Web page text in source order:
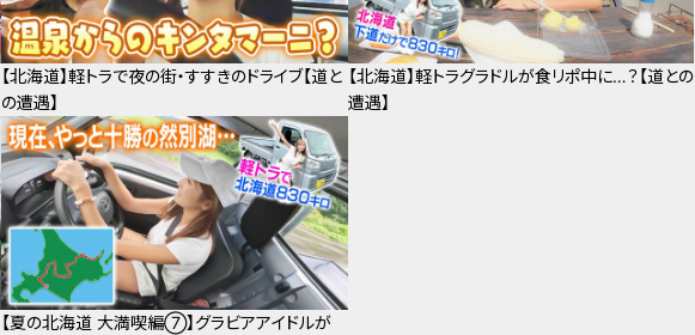
【北海道】軽トラで夜の街・すすきのドライブ【道と
の遭遇】
【北海道】軽トラグラドルが食リポ中に…？【道との
遭遇】
【夏の北海道 大満喫編⑦】グラビアアイドルが